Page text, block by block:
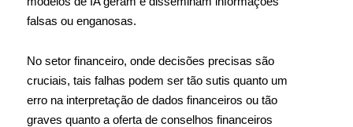
falsas ou enganosas.
No setor financeiro, onde decisões precisas são
cruciais, tais falhas podem ser tão sutis quanto um
erro na interpretação de dados financeiros ou tão
graves quanto a oferta de conselhos financeiros